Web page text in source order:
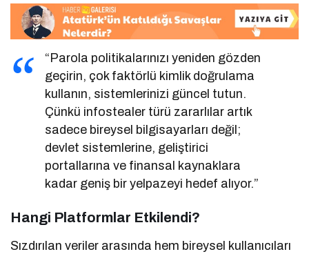
“Parola politikalarınızı yeniden gözden
geçirin, çok faktörlü kimlik doğrulama
kullanın, sistemlerinizi güncel tutun.
Çünkü infostealer türü zararlılar artık
sadece bireysel bilgisayarları değil;
devlet sistemlerine, geliştirici
portallarına ve finansal kaynaklara
kadar geniş bir yelpazeyi hedef alıyor.”
Hangi Platformlar Etkilendi?
Sızdırılan veriler arasında hem bireysel kullanıcıları